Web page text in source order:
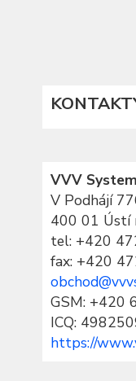
VVV
V Podhájí
400 01 Ústí
tel: +420
fax: +420
GSM: +420
ICQ:
https://